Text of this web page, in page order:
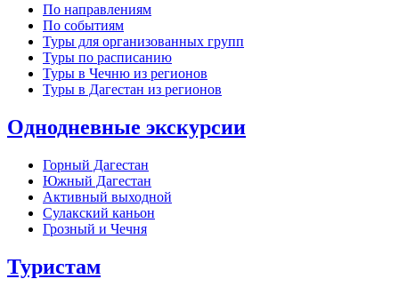
По направлениям
По событиям
Туры для организованных групп
Туры по расписанию
Туры в Чечню из регионов
Туры в Дагестан из регионов
Однодневные экскурсии
Горный Дагестан
Южный Дагестан
Активный выходной
Сулакский каньон
Грозный и Чечня
Туристам